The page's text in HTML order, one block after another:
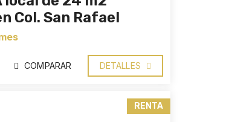
Col. San Rafael
COMPARAR DETALLES
RENTA